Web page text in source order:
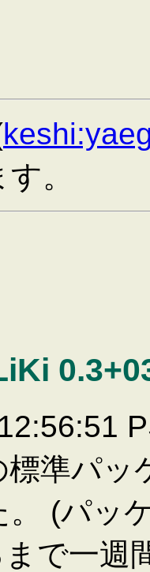
。
標準パ
。 (パッ
で一週